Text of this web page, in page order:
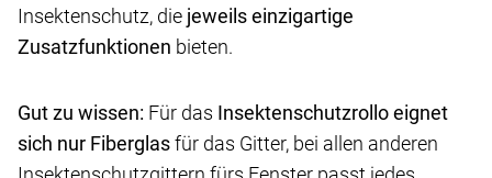
Insektenschutz, die jeweils einzigartige
Zusatzfunktionen bieten.
Gut zu wissen: Für das Insektenschutzrollo eignet
sich nur Fiberglasfür das Gitter, bei allen anderen